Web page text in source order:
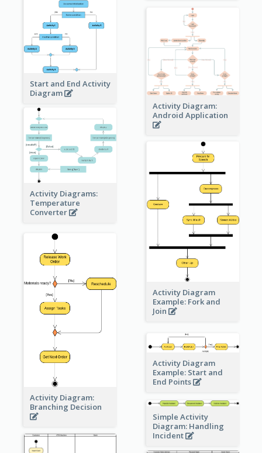
Start and End Activity
Diagram
Activity Diagram:
Android Application
Activity Diagrams:
Temperature
Converter
Activity Diagram
Example: Fork and
Join
Activity Diagram:
Branching Decision
Activity Diagram
Example: Start and
End Points
Simple Activity
Diagram: Handling
Incident